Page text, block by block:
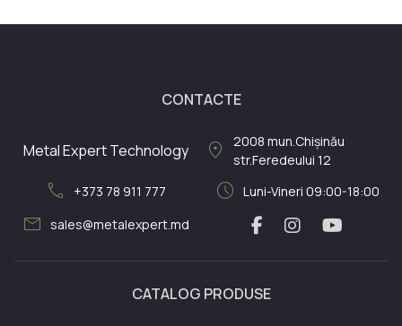
CONTACTE
Metal Expert Technology location_on 2008 mun.Chișinău
str.Feredeului 12
call +373 78 911 777 schedule Luni-Vineri 09:00-18:00
mail sales@metalexpert.md
CATALOG PRODUSE